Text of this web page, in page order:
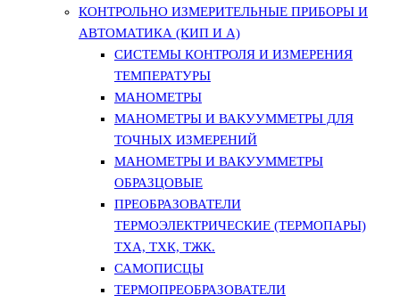
КОНТРОЛЬНО ИЗМЕРИТЕЛЬНЫЕ ПРИБОРЫ И
АВТОМАТИКА (КИП И А)
СИСТЕМЫ КОНТРОЛЯ И ИЗМЕРЕНИЯ
ТЕМПЕРАТУРЫ
МАНОМЕТРЫ
МАНОМЕТРЫ И ВАКУУММЕТРЫ ДЛЯ
ТОЧНЫХ ИЗМЕРЕНИЙ
МАНОМЕТРЫ И ВАКУУММЕТРЫ
ОБРАЗЦОВЫЕ
ПРЕОБРАЗОВАТЕЛИ
ТЕРМОЭЛЕКТРИЧЕСКИЕ (ТЕРМОПАРЫ)
ТХА, ТХК, ТЖК.
САМОПИСЦЫ
ТЕРМОПРЕОБРАЗОВАТЕЛИ